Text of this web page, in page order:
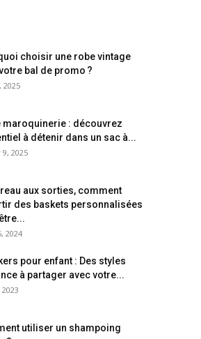
choisir une robe vintage
bal de promo ?
2025
maroquinerie : découvrez
à détenir dans un sac à...
2025
aux sorties, comment
des baskets personnalisées
2024
pour enfant : Des styles
à partager avec votre...
utiliser un shampoing